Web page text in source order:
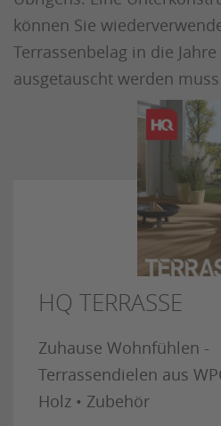
können Sie
Terrassenbelag in die
ausgetauscht werden
HQ TERRASSE
Zuhause Wohnfühlen -
Terrassendielen aus
Holz • Zubehör